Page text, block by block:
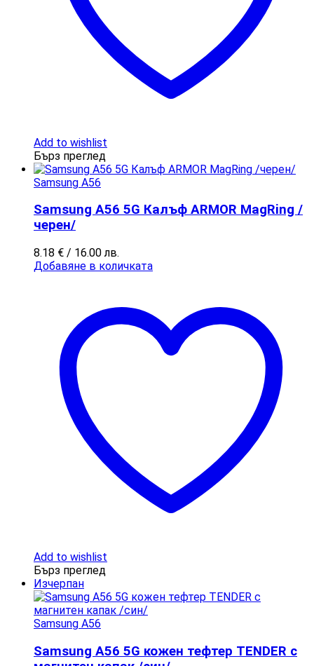
Add to wishlist
Бърз преглед
Samsung A56
Samsung A56 5G Калъф ARMOR MagRing /
черен/
8.18 € / 16.00 лв.
Добавяне в количката
Add to wishlist
Бърз преглед
Изчерпан
Samsung A56
Samsung A56 5G кожен тефтер TENDER с